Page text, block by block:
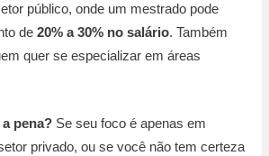
público, onde um mestrado pode
de20% a 30% no salário. Também
quer se especializar em áreas
pena? Se seu foco é apenas em
privado, ou se você não tem certeza